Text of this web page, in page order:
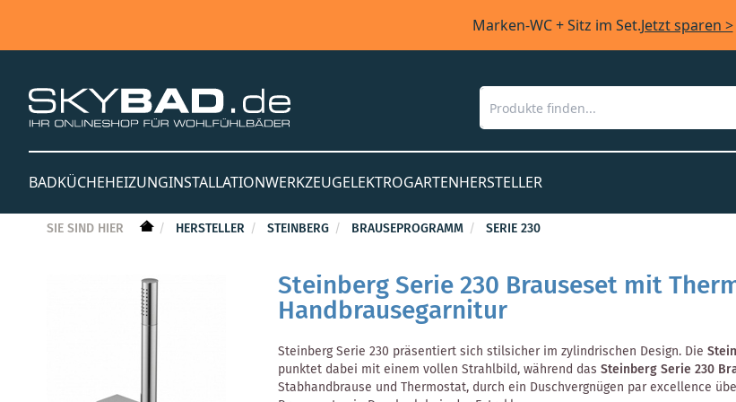
Marken-WC + Sitz im Set.Jetzt sparen >
BADKÜCHEHEIZUNGINSTALLATIONWERKZEUGELEKTROGARTENHERSTELLER
SIE SIND HIER HERSTELLER STEINBERG BRAUSEPROGRAMM SERIE 230
Steinberg Serie 230 Brauseset mit
Handbrausegarnitur
Steinberg Serie 230 präsentiert sich stilsicher im zylindrischen Design. Die
punktet dabei mit einem vollen Strahlbild, während das Steinberg Serie 230
Stabhandbrause und Thermostat, durch ein Duschvergnügen par excellence